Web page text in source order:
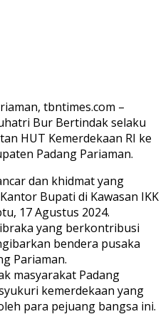
tbntimes.com –
Bur Bertindak selaku
HUT Kemerdekaan RI ke
Padang Pariaman.
dan khidmat yang
Bupati di Kawasan IKK
17 Agustus 2024.
yang berkontribusi
bendera pusaka
Pariaman.
masyarakat Padang
kemerdekaan yang
para pejuang bangsa ini.